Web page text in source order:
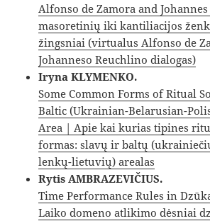
Alfonso de Zamora and
masoretinių iki kantiliacijos
žingsniai (virtualus Alfonso de
Johanneso Reuchlino dialogas)
Iryna KLYMENKO.
Some Common Forms of Ritual
Baltic (Ukrainian-Belarusian-
Area | Apie kai kurias tipines
formas: slavų ir baltų
lenkų-lietuvių) arealas
Rytis AMBRAZEVIČIUS.
Time Performance Rules in
Laiko domeno atlikimo dėsniai